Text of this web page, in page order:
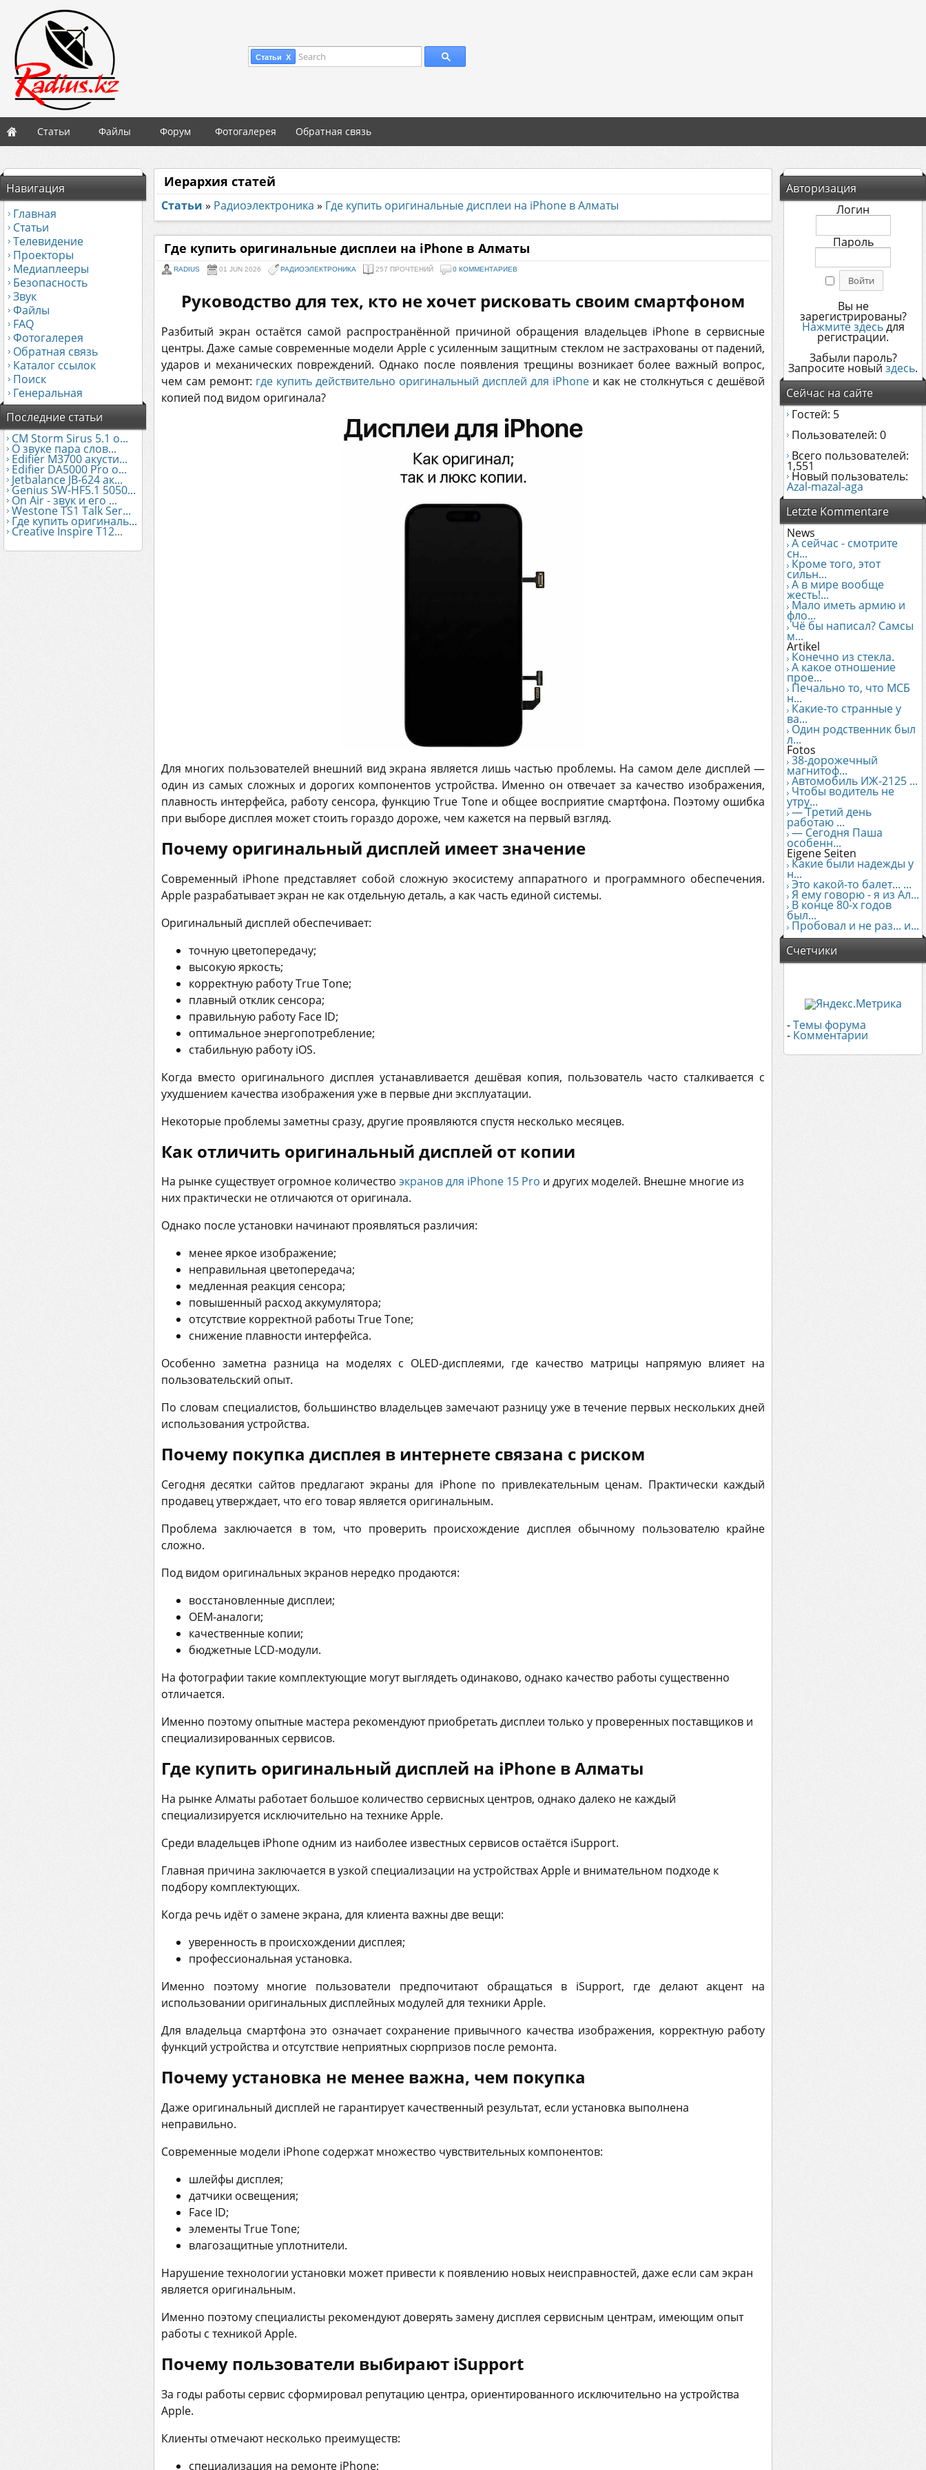
Статьи X Search
Статьи Файлы Форум Фотогалерея Обратная связь
Навигация
Главная
Статьи
Телевидение
Проекторы
Медиаплееры
Безопасность
Звук
Файлы
FAQ
Фотогалерея
Обратная связь
Каталог ссылок
Поиск
Генеральная
Последние статьи
CM Storm Sirus 5.1 о...
О звуке пара слов...
Edifier М3700 акусти...
Edifier DA5000 Pro о...
Jetbalance JB-624 ак...
Genius SW-HF5.1 5050...
On Air - звук и его ...
Westone TS1 Talk Ser...
Где купить оригиналь...
Creative Inspire T12...
Авторизация
Логин
Пароль
Вы не
зарегистрированы?
Нажмите здесьдля
регистрации.
Забыли пароль?
Запросите новый здесь.
Сейчас на сайте
Гостей: 5
Пользователей: 0
Всего пользователей:
1,551
Новый пользователь:
Azal-mazal-aga
Letzte Kommentare
News
А сейчас - смотрите
сн...
Кроме того, этот
сильн...
А в мире вообще
жесть!...
Мало иметь армию и
фло...
Чё бы написал? Самсы
м...
Artikel
Конечно из стекла.
А какое отношение
прое...
Печально то, что МСБ
н...
Какие-то странные у
ва...
Один родственник был
л...
Fotos
38-дорожечный
магнитоф...
Автомобиль ИЖ-2125 ...
Чтобы водитель не
утру...
— Третий день
работаю ...
— Сегодня Паша
особенн...
Eigene Seiten
Какие были надежды у
н...
Это какой-то балет... ...
Я ему говорю - я из Ал...
В конце 80-х годов
был...
Пробовал и не раз... и...
Счетчики
-Темы форума
- Комментарии
Иерархия статей
Статьи » Радиоэлектроника » Где купить оригинальные дисплеи на iPhone в Алматы
Где купить оригинальные дисплеи на iPhone в Алматы
RADIUS 01 JUN 2026 РАДИОЭЛЕКТРОНИКА 257 ПРОЧТЕНИЙ 0 КОММЕНТАРИЕВ
Руководство для тех, кто не хочет рисковать своим смартфоном
Разбитый экран остаётся самой распространённой причиной обращения владельцев iPhone в сервисные
центры. Даже самые современные модели Apple с усиленным защитным стеклом не застрахованы от падений,
ударов и механических повреждений. Однако после появления трещины возникает более важный вопрос,
чем сам ремонт: где купить действительно оригинальный дисплей для iPhone и как не столкнуться с дешёвой
копией под видом оригинала?
Для многих пользователей внешний вид экрана является лишь частью проблемы. На самом деле дисплей —
один из самых сложных и дорогих компонентов устройства. Именно он отвечает за качество изображения,
плавность интерфейса, работу сенсора, функцию True Tone и общее восприятие смартфона. Поэтому ошибка
при выборе дисплея может стоить гораздо дороже, чем кажется на первый взгляд.
Почему оригинальный дисплей имеет значение
Современный iPhone представляет собой сложную экосистему аппаратного и программного обеспечения.
Apple разрабатывает экран не как отдельную деталь, а как часть единой системы.
Оригинальный дисплей обеспечивает:
точную цветопередачу;
высокую яркость;
корректную работу True Tone;
плавный отклик сенсора;
правильную работу Face ID;
оптимальное энергопотребление;
стабильную работу iOS.
Когда вместо оригинального дисплея устанавливается дешёвая копия, пользователь часто сталкивается с
ухудшением качества изображения уже в первые дни эксплуатации.
Некоторые проблемы заметны сразу, другие проявляются спустя несколько месяцев.
Как отличить оригинальный дисплей от копии
На рынке существует огромное количество экранов для iPhone 15 Pro и других моделей. Внешне многие из
них практически не отличаются от оригинала.
Однако после установки начинают проявляться различия:
менее яркое изображение;
неправильная цветопередача;
медленная реакция сенсора;
повышенный расход аккумулятора;
отсутствие корректной работы True Tone;
снижение плавности интерфейса.
Особенно заметна разница на моделях с OLED-дисплеями, где качество матрицы напрямую влияет на
пользовательский опыт.
По словам специалистов, большинство владельцев замечают разницу уже в течение первых нескольких дней
использования устройства.
Почему покупка дисплея в интернете связана с риском
Сегодня десятки сайтов предлагают экраны для iPhone по привлекательным ценам. Практически каждый
продавец утверждает, что его товар является оригинальным.
Проблема заключается в том, что проверить происхождение дисплея обычному пользователю крайне
сложно.
Под видом оригинальных экранов нередко продаются:
восстановленные дисплеи;
OEM-аналоги;
качественные копии;
бюджетные LCD-модули.
На фотографии такие комплектующие могут выглядеть одинаково, однако качество работы существенно
отличается.
Именно поэтому опытные мастера рекомендуют приобретать дисплеи только у проверенных поставщиков и
специализированных сервисов.
Где купить оригинальный дисплей на iPhone в Алматы
На рынке Алматы работает большое количество сервисных центров, однако далеко не каждый
специализируется исключительно на технике Apple.
Среди владельцев iPhone одним из наиболее известных сервисов остаётся iSupport.
Главная причина заключается в узкой специализации на устройствах Apple и внимательном подходе к
подбору комплектующих.
Когда речь идёт о замене экрана, для клиента важны две вещи:
уверенность в происхождении дисплея;
профессиональная установка.
Именно поэтому многие пользователи предпочитают обращаться в iSupport, где делают акцент на
использовании оригинальных дисплейных модулей для техники Apple.
Для владельца смартфона это означает сохранение привычного качества изображения, корректную работу
функций устройства и отсутствие неприятных сюрпризов после ремонта.
Почему установка не менее важна, чем покупка
Даже оригинальный дисплей не гарантирует качественный результат, если установка выполнена
неправильно.
Современные модели iPhone содержат множество чувствительных компонентов:
шлейфы дисплея;
датчики освещения;
Face ID;
элементы True Tone;
влагозащитные уплотнители.
Нарушение технологии установки может привести к появлению новых неисправностей, даже если сам экран
является оригинальным.
Именно поэтому специалисты рекомендуют доверять замену дисплея сервисным центрам, имеющим опыт
работы с техникой Apple.
Почему пользователи выбирают iSupport
За годы работы сервис сформировал репутацию центра, ориентированного исключительно на устройства
Apple.
Клиенты отмечают несколько преимуществ:
специализация на ремонте iPhone;